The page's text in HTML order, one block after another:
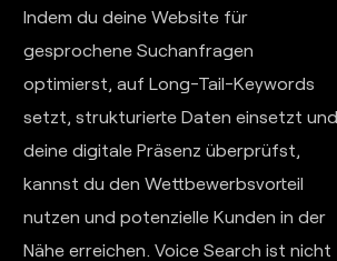
Indem du deine Website für
gesprochene Suchanfragen
optimierst, auf Long-Tail-Keywords
setzt, strukturierte Daten einsetzt und
deine digitale Präsenz überprüfst,
kannst du den Wettbewerbsvorteil
nutzen und potenzielle Kunden in der
Nähe erreichen. Voice Search ist nicht